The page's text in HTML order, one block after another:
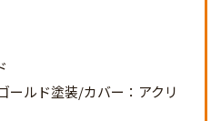
ルド塗装/カバー：アクリ